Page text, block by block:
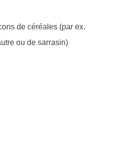
de céréales (par ex.
ou de sarrasin)